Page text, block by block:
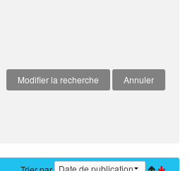
Modifier la recherche
Annuler